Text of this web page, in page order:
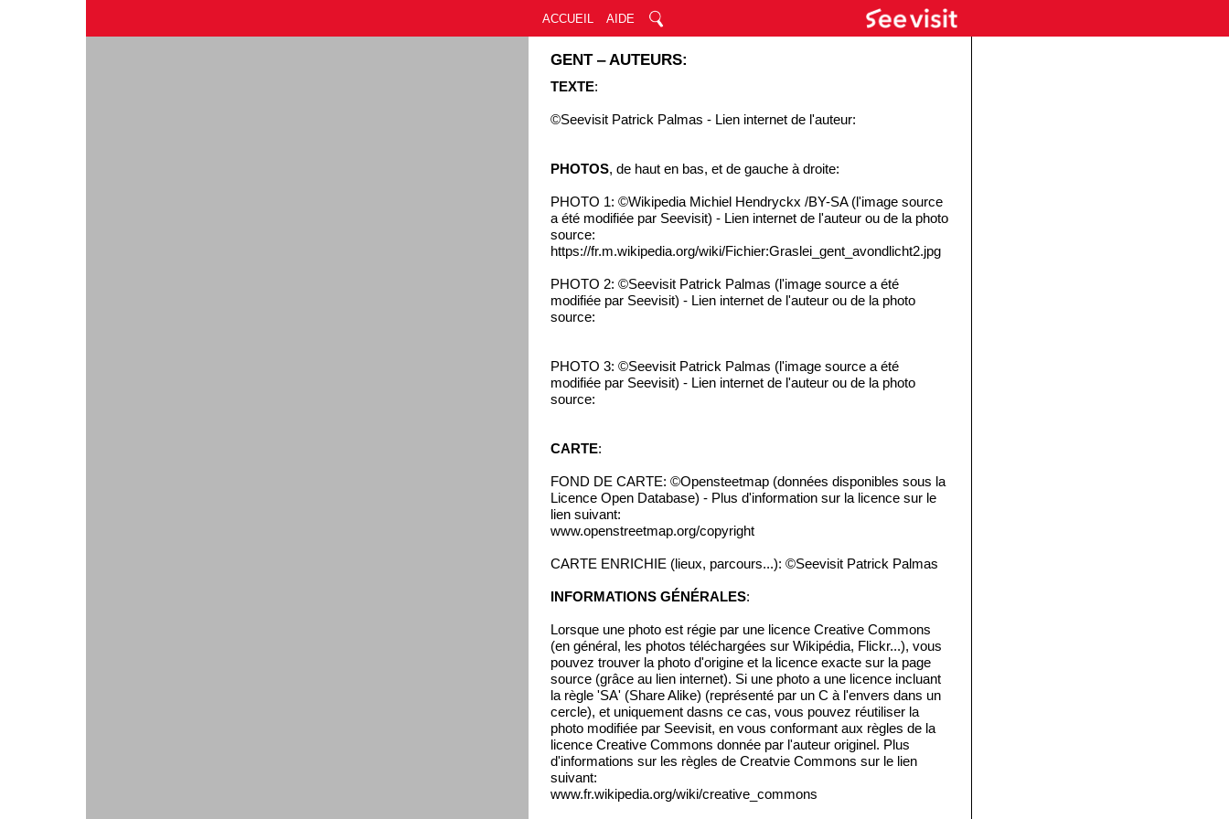
ACCUEIL AIDE
GENT ‒ AUTEURS:
TEXTE:
©Seevisit Patrick Palmas - Lien internet de l'auteur:
PHOTOS, de haut en bas, et de gauche à droite:
PHOTO 1: ©Wikipedia Michiel Hendryckx /BY-SA (l'image source
a été modifiée par Seevisit) - Lien internet de l'auteur ou de la photo
source:
https://fr.m.wikipedia.org/wiki/Fichier:Graslei_gent_avondlicht2.jpg
PHOTO 2: ©Seevisit Patrick Palmas (l'image source a été
modifiée par Seevisit) - Lien internet de l'auteur ou de la photo
source:
PHOTO 3: ©Seevisit Patrick Palmas (l'image source a été
modifiée par Seevisit) - Lien internet de l'auteur ou de la photo
source:
CARTE:
FOND DE CARTE: ©Opensteetmap (données disponibles sous la
Licence Open Database) - Plus d'information sur la licence sur le
lien suivant:
www.openstreetmap.org/copyright
CARTE ENRICHIE (lieux, parcours...): ©Seevisit Patrick Palmas
INFORMATIONS GÉNÉRALES:
Lorsque une photo est régie par une licence Creative Commons
(en général, les photos téléchargées sur Wikipédia, Flickr...), vous
pouvez trouver la photo d'origine et la licence exacte sur la page
source (grâce au lien internet). Si une photo a une licence incluant
la règle 'SA' (Share Alike) (représenté par un C à l'envers dans un
cercle), et uniquement dasns ce cas, vous pouvez réutiliser la
photo modifiée par Seevisit, en vous conformant aux règles de la
licence Creative Commons donnée par l'auteur originel. Plus
d'informations sur les règles de Creatvie Commons sur le lien
suivant:
www.fr.wikipedia.org/wiki/creative_commons